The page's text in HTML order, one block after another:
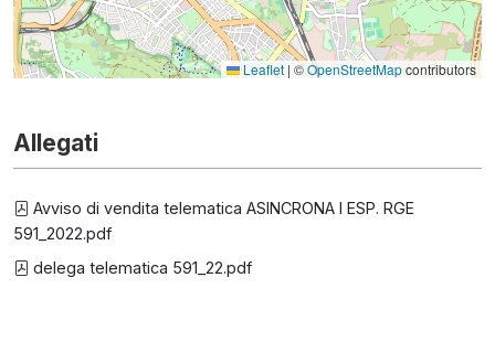
Leaflet | ©OpenStreetMapcontributors
Allegati
Avviso di vendita telematica ASINCRONA I ESP. RGE
591_2022.pdf
delega telematica 591_22.pdf